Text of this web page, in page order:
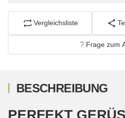
Vergleichsliste
Frage zum
BESCHREIBUNG
PERFEKT